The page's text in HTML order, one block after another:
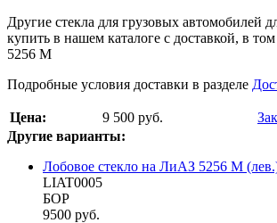
Другие стекла для грузовых автомобилей
купить в нашем каталоге с доставкой, в
5256 М
Подробные условия доставки в разделе
Цена: 9 500 руб.
Другие варианты:
Лобовое стекло на ЛиАЗ 5256 М
LIAT0005
БОР
9500 руб.